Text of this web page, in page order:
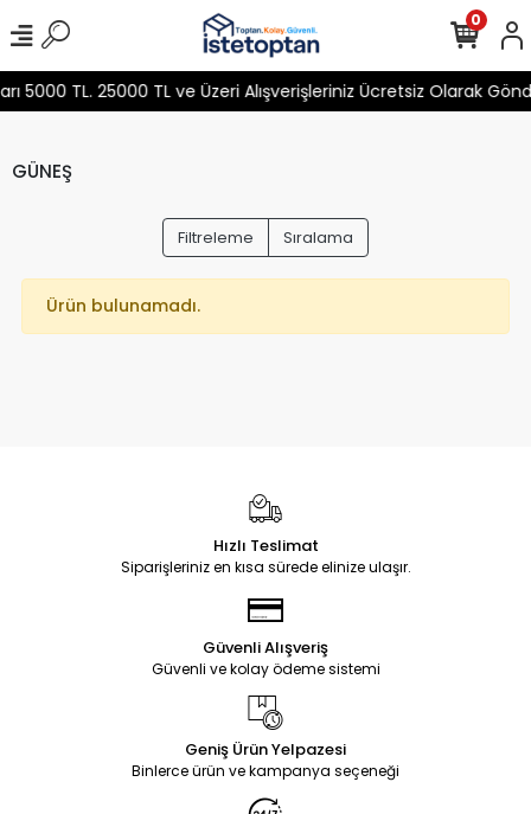
5000 TL. 25000 TL ve Üzeri Alışverişleriniz Ücretsiz Olarak
0
GÜNEŞ
Filtreleme Sıralama
Ürün bulunamadı.
Hızlı Teslimat
Siparişleriniz en kısa sürede elinize ulaşır.
Güvenli Alışveriş
Güvenli ve kolay ödeme sistemi
Geniş Ürün Yelpazesi
Binlerce ürün ve kampanya seçeneği